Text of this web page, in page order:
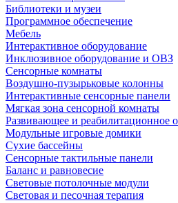
Библиотеки и музеи
Программное обеспечение
Мебель
Интерактивное оборудование
Инклюзивное оборудование и ОВЗ
Cенсорные комнаты
Воздушно-пузырьковые колонны
Интерактивные сенсорные панели
Мягкая зона сенсорной комнаты
Развивающее и реабилитационное
Модульные игровые домики
Сухие бассейны
Сенсорные тактильные панели
Баланс и равновесие
Световые потолочные модули
Световая и песочная терапия